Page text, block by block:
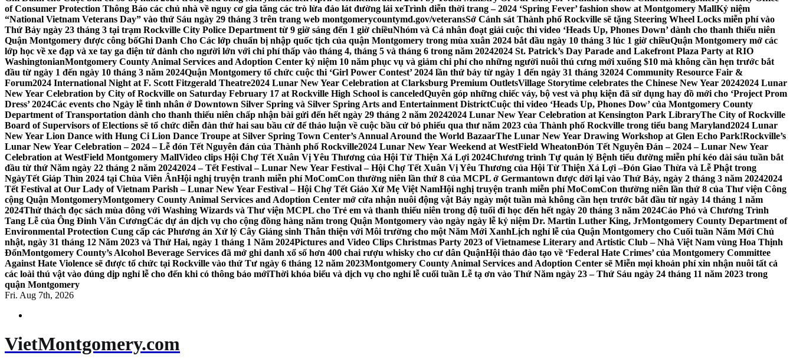
of Consumer Protection Thông Báo các chủ nhà về nguy cơ gia tăng các trò lừa đảo lát đường lái xeTrình diễn thời trang – 2024 ‘Spring Fever’ fashion show at Montgomery MallKỷ niệm
“National Vietnam Veterans Day” vào thứ Sáu ngày 29 tháng 3 trên trang web montgomerycountymd.gov/veteransSở Cảnh sát Thành phố Rockville sẽ tặng Steering Wheel Locks miễn phí vào
Thứ Bảy ngày 23 tháng 3 tại trạm Rockville City Police Department từ 9 giờ sáng đến 1 giờ chiềuNhóm và Cá nhân đoạt giải cuộc thi video ‘Heads Up, Phones Down’ dành cho thanh thiếu niên
Quận Montgomery được công bốGhi Danh Cho Các lớp chuẩn bị nhập quốc tịch của quận Montgomery trong mùa xuân 2024 bắt đầu ngày 10 tháng 3 lúc 1 giờ chiềuQuận Montgomery mở các
lớp học về xe đạp và xe tay ga điện tử dành cho người lớn với chi phí thấp vào tháng 4, tháng 5 và tháng 6 trong năm 20242024 St. Patrick’s Day Parade and Lakefront Plaza Party at RIO
WashingtonianMontgomery County Animal Services and Adoption Center kỷ niệm 10 năm phục vụ và giảm chi phí cho những người nuôi thú cưng mới xuống $10 mà không cần hẹn trước bắt
đầu từ ngày 1 đến ngày 10 tháng 3 năm 2024Quận Montgomery tổ chức cuộc thi ‘Girl Power Contest’ 2024 lần thứ bảy từ ngày 1 đến ngày 31 tháng 32024 Community Resource Fair &
Forum2024 International Night at F. Scott Fitzgerald Theatre2024 Lunar New Year Celebration at Clarksburg Premium OutletsVillage Storytime celebrates the Chinese New Year 20242024 Lunar
New Year Celebration by City of Rockville on Saturday February 17 at Rockville High School is canceledQuyên góp những chiếc váy, bộ vest và phụ kiện đã sử dụng hay đồ mới cho ‘Project Prom
Dress’ 2024Các events cho Ngày lễ tình nhân ở Downtown Silver Spring và Silver Spring Arts and Entertainment DistrictCuộc thi video ‘Heads Up, Phones Dow’ của Montgomery County
Department of Transportation dành cho thanh thiếu niên chấp nhận bài gửi đến hết ngày 29 tháng 2 năm 20242024 Lunar New Year Celebration at Kensington Park LibraryThe City of Rockville
Board of Supervisors of Elections sẽ tổ chức diễn đàn thứ hai sau bầu cử để thảo luận về cuộc bầu cử bỏ phiếu qua thư năm 2023 của Thành phố Rockville trong tiểu bang Maryland2024 Lunar
New Year Lion Dance with Hung Ci Lion Dance Troupe at Silver Spring Town Center’s Annual Around the World BazaarThe Lunar New Year Drawing Workshop at Glen Echo Park!Rockville’s
Lunar New Year Celebration – 2024 – Lễ đón Tết Nguyên đán của Thành phố Rockville2024 Lunar New Year Weekend at WestField WheatonĐón Tết Nguyên Đán – 2024 – Lunar New Year
Celebration at WestField Montgomery MallVideo clips Hội Chợ Tết Xuân Vị Yêu Thương của Hội Từ Thiện Xá Lợi 2024Chương trình Tự quản lý Bệnh tiểu đường miễn phí kéo dài sáu tuần bắt
đầu từ thứ Năm ngày 22 tháng 2 năm 20242024 – Tết Festival – Lunar New Year Festival – Hội Chợ Tết Xuân Vị Yêu Thương của Hội Từ Thiện Xá Lợi –Đón Giao Thừa và Lễ Phật trong
NgàyTết Giáp Thìn 2024 tại Chùa Viên ÂnHội nghị truyện tranh miễn phí MoComCon thường niên lần thứ 8 của MCPL ở Germantown được dời lại vào Thứ Bảy, ngày 2 tháng 3 năm 20242024
Tết Festival at Our Lady of Vietnam Parish – Lunar New Year Festival – Hội Chợ Tết Giáo Xứ Mẹ Việt NamHội nghị truyện tranh miễn phí MoComCon thường niên lần thứ 8 của Thư viện Công
cộng Quận MontgomeryMontgomery County Animal Services and Adoption Center mở cửa nhận nuôi động vật Bảy ngày một tuần mà không cần hẹn trước bắt đầu từ ngày 14 tháng 1 năm
2024Thử thách đọc sách mùa đông với Washing Wizards và Thư viện MCPL cho Trẻ em và thanh thiếu niên trong độ tuổi đi học đến hết ngày 20 tháng 3 năm 2024Cáo Phó và Chương Trình
Tang Lễ của Ông Đinh Văn CươngCác dự án dịch vụ cho cộng đồng hàng năm trong Quận Montgomery vào ngày ngày lễ kỷ niệm Dr. Martin Luther King, JrMontgomery County Department of
Environmental Protection Cung cấp các Phương án Xử lý Cây Giáng sinh Thân thiện với Môi trường cho một Năm Mới XanhLịch nghỉ lễ của Quận Montgomery cho Cuối tuần Năm Mới Chủ
nhật, ngày 31 tháng 12 Năm 2023 và Thứ Hai, ngày 1 tháng 1 Năm 2024Pictures and Video Clips Christmas Party 2023 of Vietnamese Literary and Artistic Club – Nhà Việt Nam vùng Hoa Thịnh
ĐốnMontgomery County’s Alcohol Beverage Services đã mở ghi danh xổ số hơn 400 chai rượu whisky cho cư dân QuậnHội thảo đào tạo về ‘Federal Hate Crimes’ của Montgomery Committee
Against Hate Violence sẽ được tổ chức tại Rockville vào thứ Tư ngày 6 tháng 12 năm 2023Montgomery County Animal Services and Adoption Center sẽ Miễn mọi khoản phí xin nhận nuôi tất cả
các loài thú vật vào đúng dịp nghỉ lễ cho đến khi có thông báo mớiThời khóa biểu và dịch vụ cho nghỉ lễ cuối tuần Lễ tạ ơn vào Thứ Năm ngày 23 – Thứ Sáu ngày 24 tháng 11 năm 2023 trong
quận Montgomery
Fri. Aug 7th, 2026
VietMontgomery.com